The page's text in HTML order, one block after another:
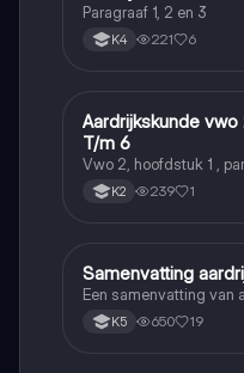
Paragraaf 1, 2 en 3
K4 221 6
Aardrijkskunde
Aardrijkskunde vwo
T/m 6
Vwo 2, hoofdstuk 1 ,
K2 239 1
Aardrijkskunde
Samenvatting
Een samenvatting van
K5 650 19